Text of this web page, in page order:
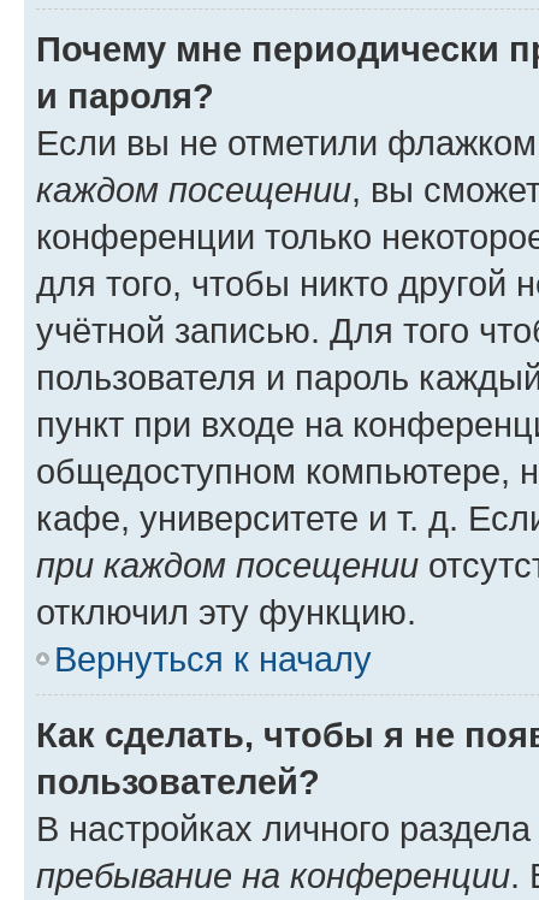
Почему мне периодически
и пароля?
Если вы не отметили
каждом посещении, вы
конференции только
для того, чтобы никто другой
учётной записью. Для того
пользователя и пароль
пункт при входе на
общедоступном компьютере,
кафе, университете и т. д.
при каждом посещении
отключил эту функцию.
Вернуться к началу
Как сделать, чтобы я не
пользователей?
В настройках личного
пребывание на конференции.